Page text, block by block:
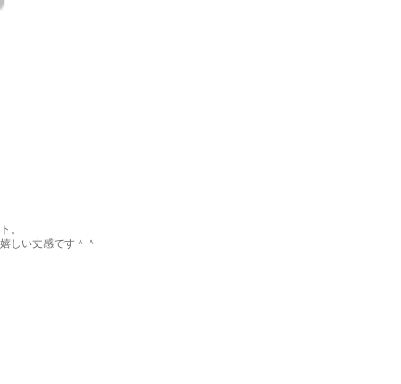
。
しい丈感です＾＾